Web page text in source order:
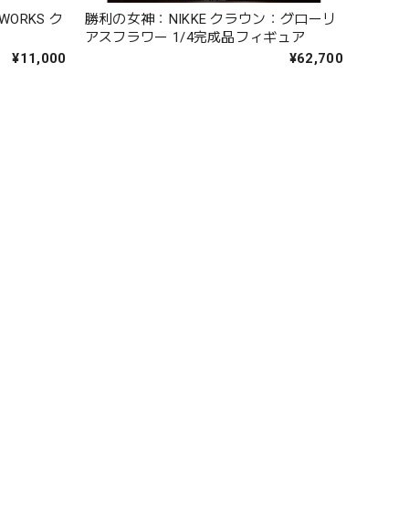
ク
¥11,000
勝利の女神：NIKKE クラウン：グローリ
アスフラワー 1/4完成品フィギュア
¥62,700